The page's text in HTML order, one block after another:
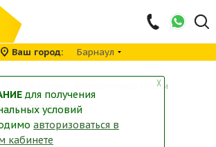
Ваш город Барнаул
Консистентные смазки
смазки
╳
для получения
условий
авторизоваться в
кабинете